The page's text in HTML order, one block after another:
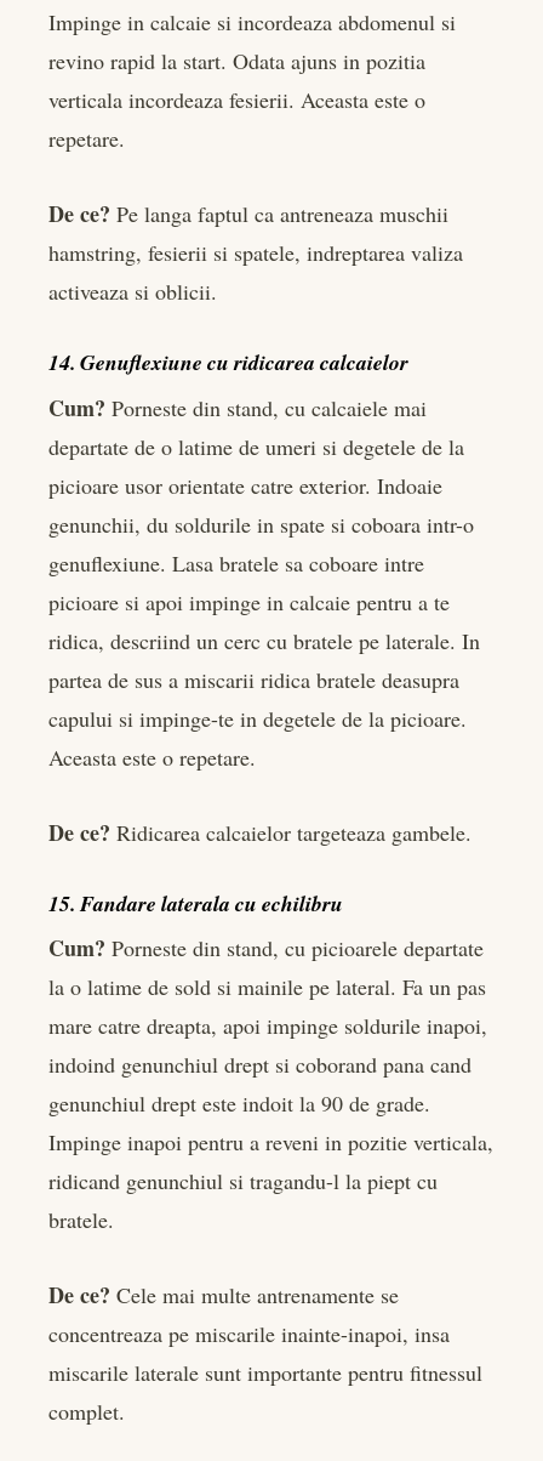
Impinge in calcaie si incordeaza abdomenul si
revino rapid la start. Odata ajuns in pozitia
verticala incordeaza fesierii. Aceasta este o
repetare.
De ce? Pe langa faptul ca antreneaza muschii
hamstring, fesierii si spatele, indreptarea valiza
activeaza si oblicii.
14. Genuflexiune cu ridicarea calcaielor
Cum? Porneste din stand, cu calcaiele mai
departate de o latime de umeri si degetele de la
picioare usor orientate catre exterior. Indoaie
genunchii, du soldurile in spate si coboara intr-o
genuflexiune. Lasa bratele sa coboare intre
picioare si apoi impinge in calcaie pentru a te
ridica, descriind un cerc cu bratele pe laterale. In
partea de sus a miscarii ridica bratele deasupra
capului si impinge-te in degetele de la picioare.
Aceasta este o repetare.
De ce? Ridicarea calcaielor targeteaza gambele.
15. Fandare laterala cu echilibru
Cum? Porneste din stand, cu picioarele departate
la o latime de sold si mainile pe lateral. Fa un pas
mare catre dreapta, apoi impinge soldurile inapoi,
indoind genunchiul drept si coborand pana cand
genunchiul drept este indoit la 90 de grade.
Impinge inapoi pentru a reveni in pozitie verticala,
ridicand genunchiul si tragandu-l la piept cu
bratele.
De ce? Cele mai multe antrenamente se
concentreaza pe miscarile inainte-inapoi, insa
miscarile laterale sunt importante pentru fitnessul
complet.